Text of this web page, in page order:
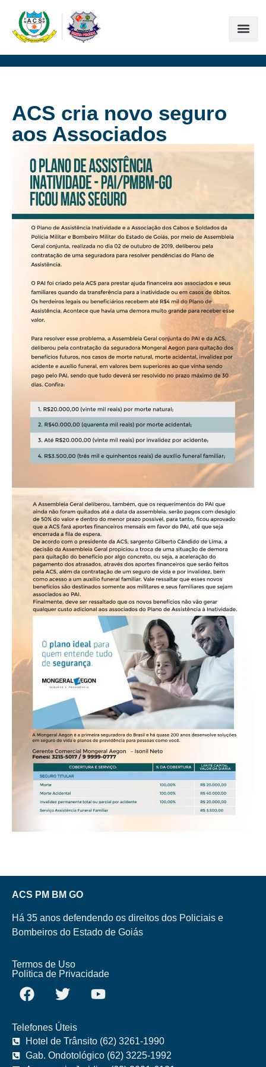
ACS cria novo seguro
aos Associados
ACS PM BM GO
Há 35 anos defendendo os direitos dos Policiais e
Bombeiros do Estado de Goiás
Termos de Uso
Politica de Privacidade
Telefones Úteis
Hotel de Trânsito (62) 3261-1990
Gab. Ondotológico (62) 3225-1992